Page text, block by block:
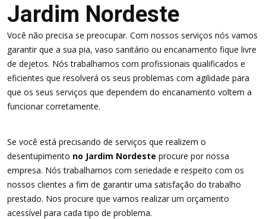
Jardim Nordeste
Você não precisa se preocupar. Com nossos serviços nós vamos
garantir que a sua pia, vaso sanitário ou encanamento fique livre
de dejetos. Nós trabalhamos com profissionais qualificados e
eficientes que resolverá os seus problemas com agilidade para
que os seus serviços que dependem do encanamento voltem a
funcionar corretamente.
Se você está precisando de serviços que realizem o
desentupimento no Jardim Nordeste procure por nossa
empresa. Nós trabalhamos com seriedade e respeito com os
nossos clientes a fim de garantir uma satisfação do trabalho
prestado. Nos procure que vamos realizar um orçamento
acessível para cada tipo de problema.